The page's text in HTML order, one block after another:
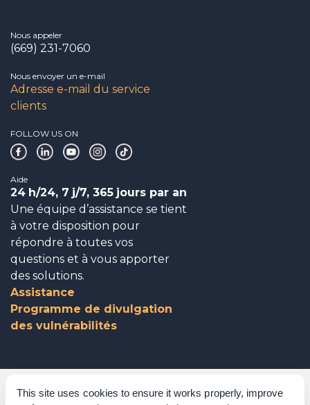
This site uses cookies to ensure it works properly, improve
Nous appeler
(669) 231-7060
Nous envoyer un e-mail
Adresse e-mail du service
clients
FOLLOW US ON
Aide
24 h/24, 7 j/7, 365 jours par an
Une équipe d’assistance se tient
à votre disposition pour
répondre à toutes vos
questions et à vous apporter
des solutions.
Assistance
Programme de divulgation
des vulnérabilités
Gouvernance d’entreprise